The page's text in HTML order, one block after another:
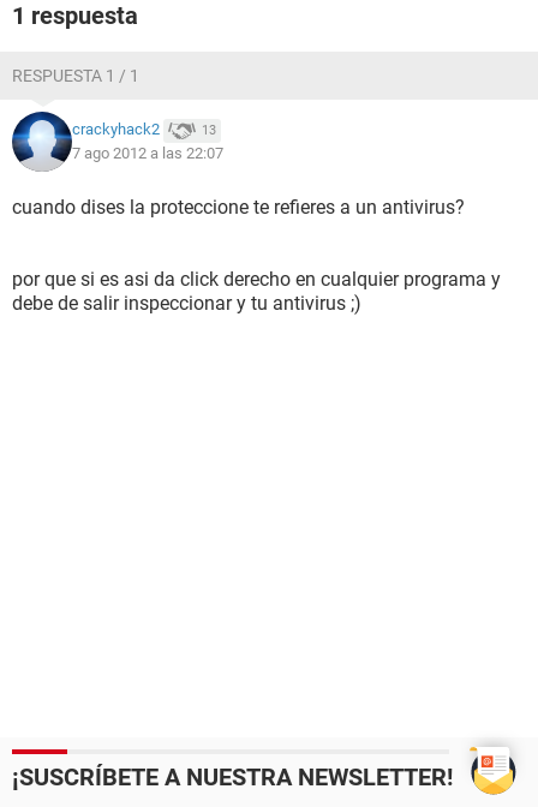
1 respuesta
RESPUESTA 1 / 1
crackyhack2 13
7 ago 2012 a las 22:07
cuando dises la proteccione te refieres a un antivirus?
por que si es asi da click derecho en cualquier programa y
debe de salir inspeccionar y tu antivirus ;)
¡SUSCRÍBETE A NUESTRA NEWSLETTER!